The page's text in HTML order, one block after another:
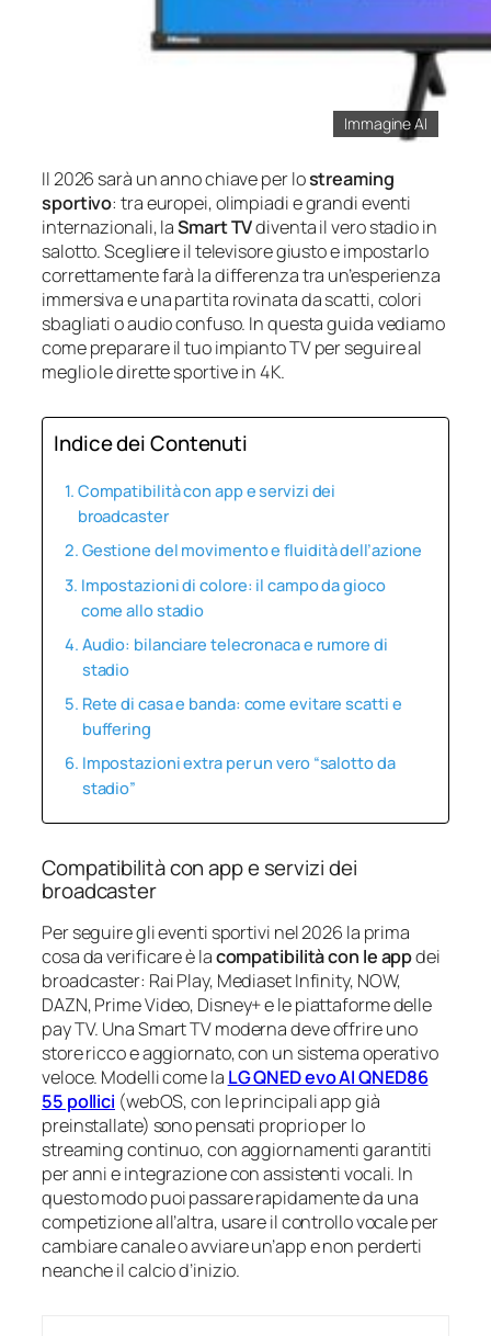
Immagine AI
Il 2026 sarà un anno chiave per lostreaming
sportivo: tra europei, olimpiadi e grandi eventi
internazionali, laSmart TVdiventa il vero stadio in
salotto. Scegliere il televisore giusto e impostarlo
correttamente farà la differenza tra un’esperienza
immersiva e una partita rovinata da scatti, colori
sbagliati o audio confuso. In questa guida vediamo
come preparare il tuo impianto TV per seguire al
meglio le dirette sportive in 4K.
Indice dei Contenuti
Compatibilità con app e servizi dei
broadcaster
Gestione del movimento e fluidità dell’azione
Impostazioni di colore: il campo da gioco
come allo stadio
Audio: bilanciare telecronaca e rumore di
stadio
Rete di casa e banda: come evitare scatti e
buffering
Impostazioni extra per un vero “salotto da
stadio”
Compatibilità con app e servizi dei
broadcaster
Per seguire gli eventi sportivi nel 2026 la prima
cosa da verificare è lacompatibilità con le appdei
broadcaster: Rai Play, Mediaset Infinity, NOW,
DAZN, Prime Video, Disney+ e le piattaforme delle
pay TV. Una Smart TV moderna deve offrire uno
store ricco e aggiornato, con un sistema operativo
veloce. Modelli come la LG QNED evo AI QNED86
55 pollici (webOS, con le principali app già
preinstallate) sono pensati proprio per lo
streaming continuo, con aggiornamenti garantiti
per anni e integrazione con assistenti vocali. In
questo modo puoi passare rapidamente da una
competizione all’altra, usare il controllo vocale per
cambiare canale o avviare un’app e non perderti
neanche il calcio d’inizio.